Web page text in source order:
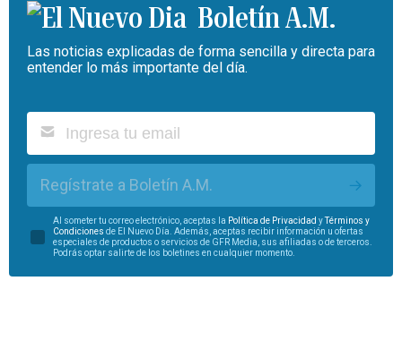
Boletín A.M.
Las noticias explicadas de forma sencilla y directa para
entender lo más importante del día.
Regístrate a Boletín A.M.
Al someter tu correo electrónico, aceptas la Política de Privacidad yTérminos y
Condiciones de El Nuevo Día. Además, aceptas recibir información u ofertas
especiales de productos o servicios de GFR Media, sus afiliadas o de terceros.
Podrás optar salirte de los boletines en cualquier momento.